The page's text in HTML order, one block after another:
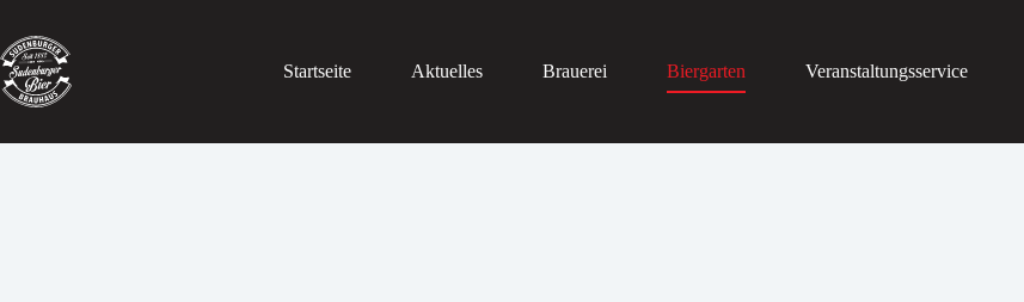
Startseite Aktuelles Brauerei Biergarten Veranstaltungsservice